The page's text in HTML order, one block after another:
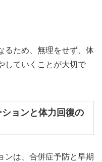
るため、無理をせず、体
していくことが大切で
ョンと体力回復の
ンは、合併症予防と早期